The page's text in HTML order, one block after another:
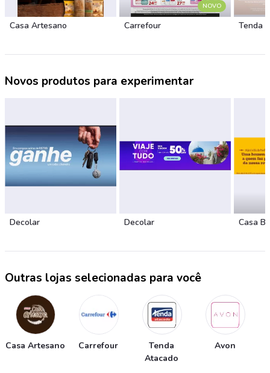
Casa Artesano
NOVO
Carrefour Tenda
Novos produtos para experimentar
Decolar Decolar Casa
Outras lojas selecionadas para você
Casa Artesano Carrefour
Tenda
Atacado
Avon